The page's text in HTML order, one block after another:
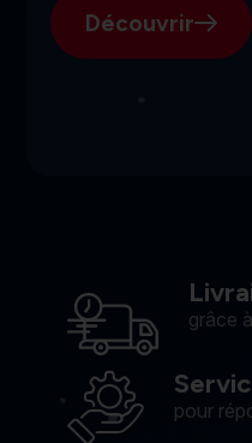
Découvrir
grâce
pour